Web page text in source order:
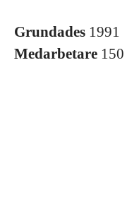
Grundades 1991
Medarbetare 150